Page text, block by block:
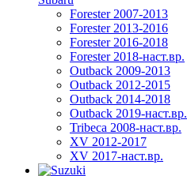
Forester 2007-2013
Forester 2013-2016
Forester 2016-2018
Forester 2018-наст.вр.
Outback 2009-2013
Outback 2012-2015
Outback 2014-2018
Outback 2019-наст.вр.
Tribeca 2008-наст.вр.
XV 2012-2017
XV 2017-наст.вр.